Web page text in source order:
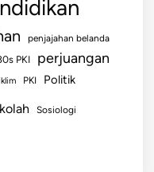
penjajahan belanda
PKI perjuangan
PKI Politik
Sosiologi